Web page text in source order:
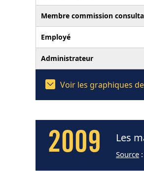
Membre commission
Employé
Administrateur
Voir les graphiques
2009 Les
Source